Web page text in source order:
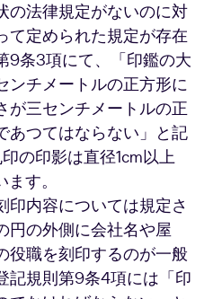
の法律規定がないのに対
て定められた規定が存在
9条3項にて、「印鑑の大
ンチメートルの正方形に
が三センチメートルの正
あつてはならない」と記
の印影は直径1cm以上
す。
印内容については規定さ
円の外側に会社名や屋
役職を刻印するのが一般
記規則第9条4項には「印